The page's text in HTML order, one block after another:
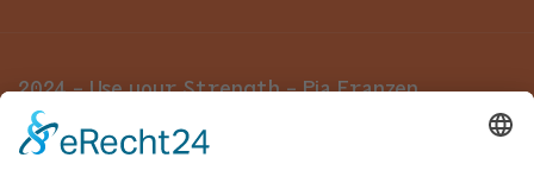
2024 - Use your Strength - Pia Franzen
Datenschutz